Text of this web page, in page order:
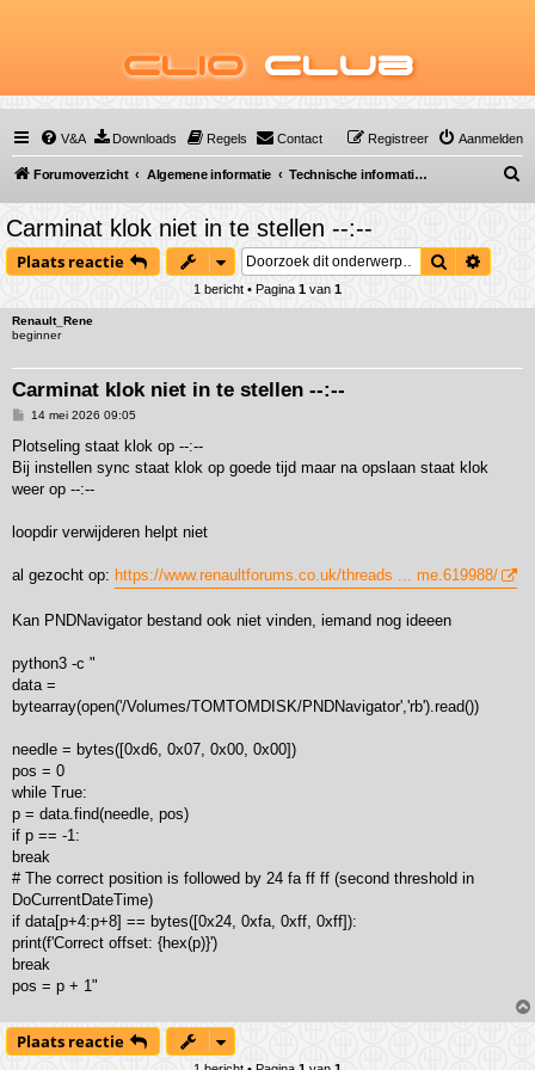
Clio Club
V&A Downloads Regels Contact Aanmelden
Registreer
Forumoverzicht Algemene informatie Technische informatie (vraag & antwoord)
o
Carminat klok niet in te stellen --:--
Plaats reactie Zoek
1 bericht • Pagina 1 van 1
Renault_Rene
beginner
Carminat klok niet in te stellen --:--
B
r
h
14 mei 2026 09:05
Plotseling staat klok op --:--
Bij instellen sync staat klok op goede tijd maar na opslaan staat klok
weer op --:--
loopdir verwijderen helpt niet
al gezocht op: https://www.renaultforums.co.uk/threads ... me.619988/
Kan PNDNavigator bestand ook niet vinden, iemand nog ideeen
python3 -c "
data =
bytearray(open('/Volumes/TOMTOMDISK/PNDNavigator','rb').read())
needle = bytes([0xd6, 0x07, 0x00, 0x00])
pos = 0
while True:
p = data.find(needle, pos)
if p == -1:
break
# The correct position is followed by 24 fa ff ff (second threshold in
DoCurrentDateTime)
if data[p+4:p+8] == bytes([0x24, 0xfa, 0xff, 0xff]):
print(f'Correct offset: {hex(p)}')
break
pos = p + 1"
Plaats reactie